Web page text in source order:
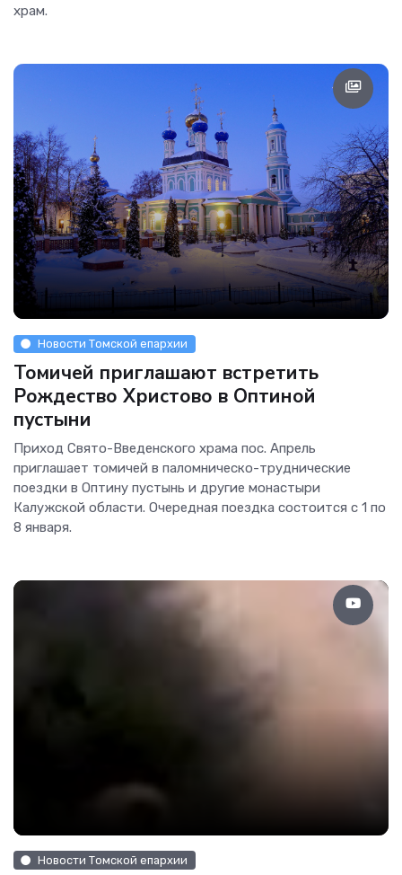
храм.
Новости Томской епархии
Томичей приглашают встретить
Рождество Христово в Оптиной
пустыни
Приход Свято-Введенского храма пос. Апрель
приглашает томичей в паломническо-труднические
поездки в Оптину пустынь и другие монастыри
Калужской области. Очередная поездка состоится с 1 по
8 января.
Новости Томской епархии